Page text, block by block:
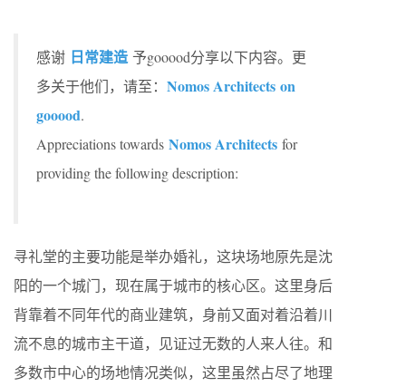
感谢 日常建造 予gooood分享以下内容。更
多关于他们，请至： Nomos Architects on
gooood.
Appreciations towards Nomos Architects for
providing the following description:
寻礼堂的主要功能是举办婚礼，这块场地原先是沈
阳的一个城门，现在属于城市的核心区。这里身后
背靠着不同年代的商业建筑，身前又面对着沿着川
流不息的城市主干道，见证过无数的人来人往。和
多数市中心的场地情况类似，这里虽然占尽了地理